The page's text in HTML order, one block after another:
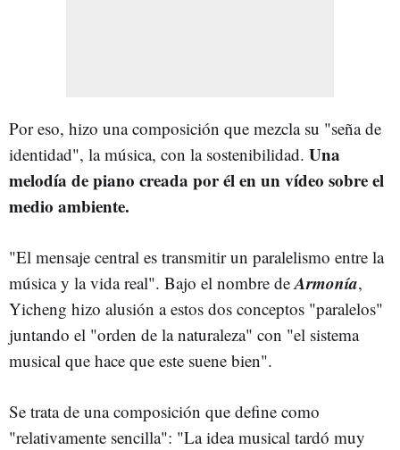
Por eso, hizo una composición que mezcla su "seña de
identidad", la música, con la sostenibilidad. Una
melodía de piano creada por él en un vídeo sobre el
medio ambiente.
"El mensaje central es transmitir un paralelismo entre la
música y la vida real". Bajo el nombre de Armonía,
Yicheng hizo alusión a estos dos conceptos "paralelos"
juntando el "orden de la naturaleza" con "el sistema
musical que hace que este suene bien".
Se trata de una composición que define como
"relativamente sencilla": "La idea musical tardó muy